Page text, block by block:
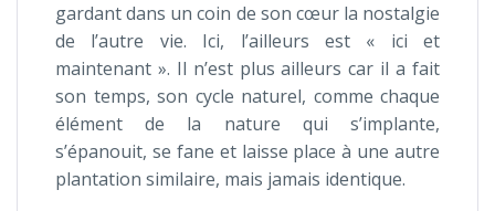
gardant dans un coin de son cœur la nostalgie
de l’autre vie. Ici, l’ailleurs est « ici et
maintenant ». Il n’est plus ailleurs car il a fait
son temps, son cycle naturel, comme chaque
élément de la nature qui s’implante,
s’épanouit, se fane et laisse place à une autre
plantation similaire, mais jamais identique.